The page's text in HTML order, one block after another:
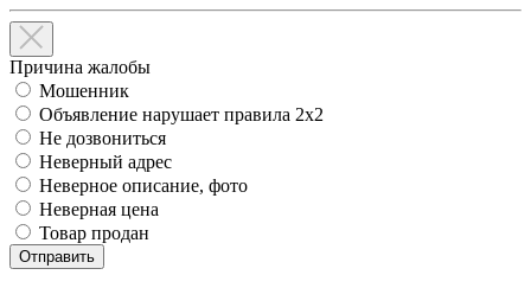
Причина жалобы
Мошенник
Объявление нарушает правила 2x2
Не дозвониться
Неверный адрес
Неверное описание, фото
Неверная цена
Товар продан